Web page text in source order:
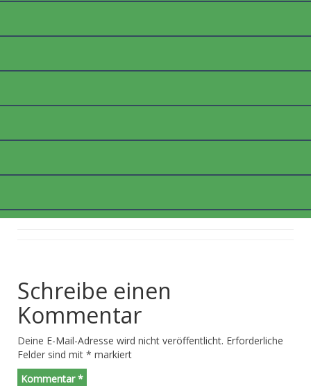
_1100525_WEB
Schreibe einen
Kommentar
Deine E-Mail-Adresse wird nicht veröffentlicht. Erforderliche
Felder sind mit * markiert
Kommentar*